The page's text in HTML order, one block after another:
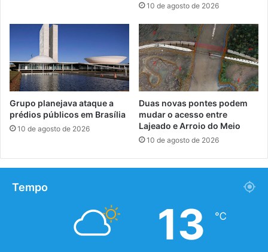
10 de agosto de 2026
Grupo planejava ataque a
prédios públicos em Brasília
10 de agosto de 2026
Duas novas pontes podem
mudar o acesso entre
Lajeado e Arroio do Meio
10 de agosto de 2026
Tempo
13 ℃